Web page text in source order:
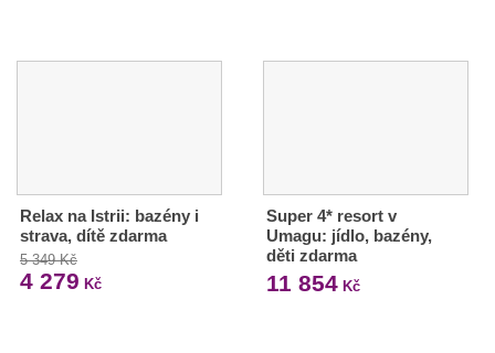
Relax na Istrii: bazény i
strava, dítě zdarma
5 349 Kč
4 279 Kč
Super 4* resort v
Umagu: jídlo, bazény,
děti zdarma
11 854Kč